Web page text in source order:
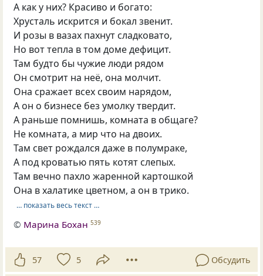
А как у них? Красиво и богато:
Хрусталь искрится и бокал звенит.
И розы в вазах пахнут сладковато,
Но вот тепла в том доме дефицит.
Там будто бы чужие люди рядом
Он смотрит на неё, она молчит.
Она сражает всех своим нарядом,
А он о бизнесе без умолку твердит.
А раньше помнишь, комната в общаге?
Не комната, а мир что на двоих.
Там свет рождался даже в полумраке,
А под кроватью пять котят слепых.
Там вечно пахло жаренной картошкой
Она в халатике цветном, а он в трико.
… показать весь текст …
© Марина Бохан 539
57 5 Обсудить